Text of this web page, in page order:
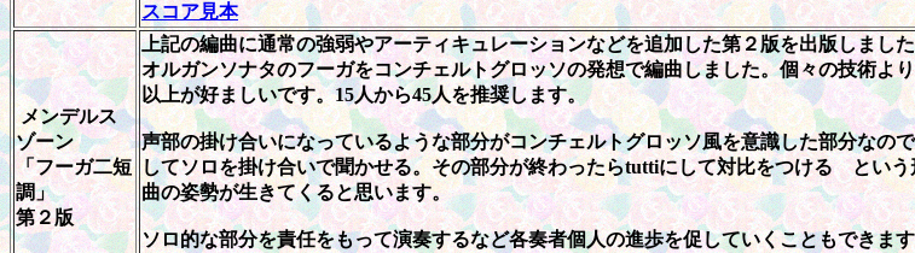
スコア見本
メンデルス
ゾーン
「フーガ二短
調」
第２版
上記の編曲に通常の強弱やアーティキュレーションなどを追加した第２版を出版しまし
オルガンソナタのフーガをコンチェルトグロッソの発想で編曲しました。個々の技術よ
以上が好ましいです。15人から45人を推奨します。
声部の掛け合いになっているような部分がコンチェルトグロッソ風を意識した部分なの
してソロを掛け合いで聞かせる。その部分が終わったらtuttiにして対比をつける とい
曲の姿勢が生きてくると思います。
ソロ的な部分を責任をもって演奏するなど各奏者個人の進歩を促していくこともできま